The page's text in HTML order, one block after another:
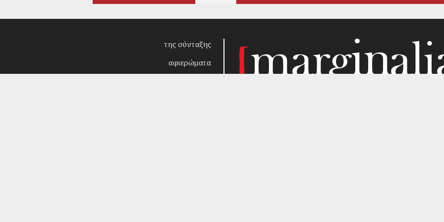
της σύνταξης
αφιερώματα